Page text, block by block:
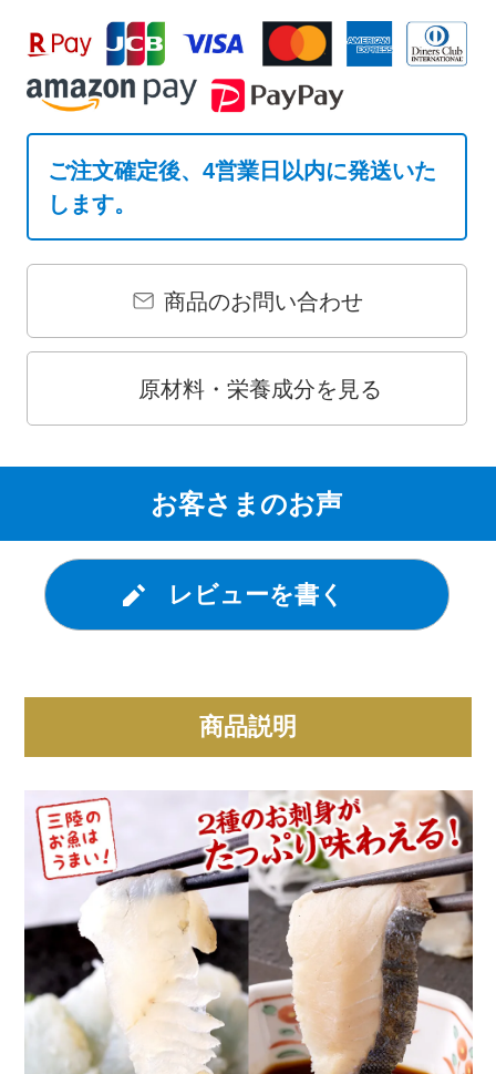
ご注文確定後、4営業日以内に発送いた
します。
商品のお問い合わせ
原材料・栄養成分を見る
お客さまのお声
レビューを書く
商品説明